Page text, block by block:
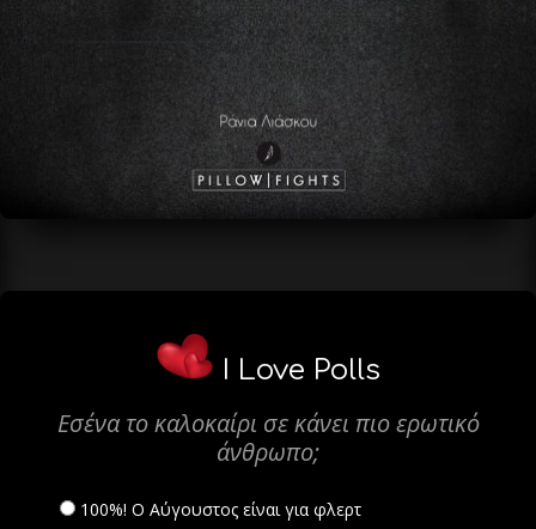
I Love Polls
Εσένα το καλοκαίρι σε κάνει πιο ερωτικό
άνθρωπο;
100%! Ο Αύγουστος είναι για φλερτ